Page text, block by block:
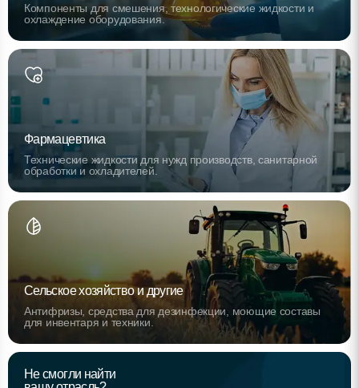
Компоненты для смешения, технологические жидкости и
охлаждение оборудования.
Фармацевтика
Технические жидкости для нужд производств, санитарной
обработки и охладителей.
Сельское хозяйство и другие
Антифризы, средства для дезинфекции, моющие составы
для инвентаря и техники.
Не смогли найти